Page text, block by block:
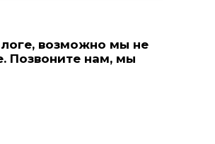
возможно мы не
Позвонитe нам, мы